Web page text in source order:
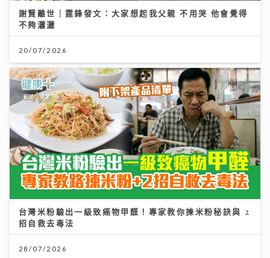
謝賢離世｜霆鋒發文：大家想起我父親 不用哭 他會覺得
不夠瀟灑
20/07/2026
台灣米粉驗出一級致癌物甲醛！專家教你揀米粉秘訣與 2
招自救去毒法
28/07/2026